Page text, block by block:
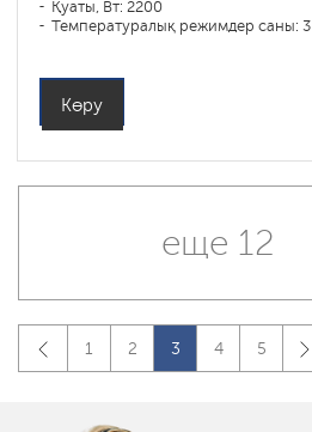
Қуаты, Вт: 2200
Температуралық режимдер саны: 3
Көру
еще 12
1 2 3 4 5